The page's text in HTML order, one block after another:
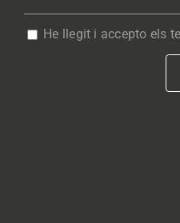
He llegit i accepto els